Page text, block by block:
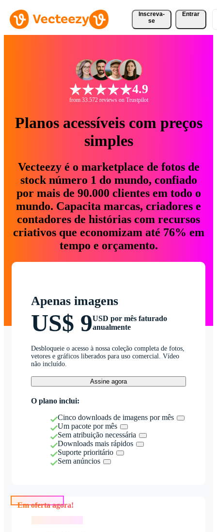
Inscreva-
se
Entrar
4.9
from 33.572 reviews on Trustpilot
Planos acessíveis com preços
simples
Vecteezy é o marketplace de fotos de
stock número 1 do mundo, confiado
por mais de 90.000 clientes em todo o
mundo. Capacita marcas, criadores e
contadores de histórias com recursos
criativos que economizam até 76% em
tempo e orçamento.
Apenas imagens
US$ 9USD por mês faturado
anualmente
Desbloqueie o acesso à nossa coleção completa de fotos,
vetores e gráficos liberados para uso comercial. Vídeo
não incluído.
Assine agora
O plano inclui:
Cinco downloads de imagens por mês
Um pacote por mês
Sem atribuição necessária
Downloads mais rápidos
Suporte prioritário
Sem anúncios